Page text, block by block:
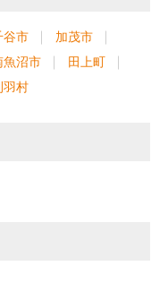
谷市
加茂市
魚沼市
田上町
羽村